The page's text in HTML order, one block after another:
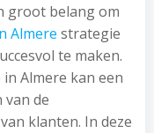
groot belang om
Almere strategie
te maken.
Almere kan een
de
klanten. In deze